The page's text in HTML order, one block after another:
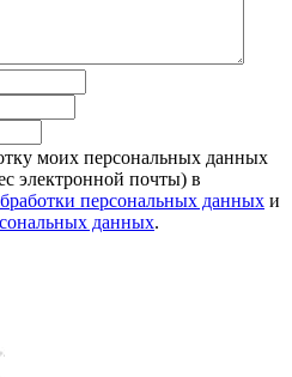
моих персональных данных
электронной почты) в
персональных данных и
данных.